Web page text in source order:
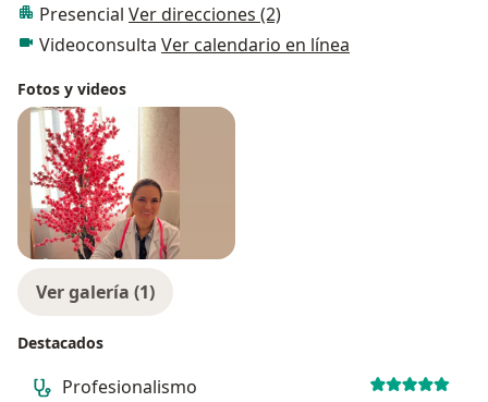
Presencial Ver direcciones (2)
Videoconsulta Ver calendario en línea
Fotos y videos
Ver galería (1)
Destacados
Profesionalismo